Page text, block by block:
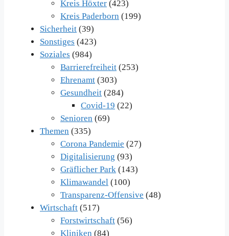
Kreis Höxter (423)
Kreis Paderborn (199)
Sicherheit (39)
Sonstiges (423)
Soziales (984)
Barrierefreiheit (253)
Ehrenamt (303)
Gesundheit (284)
Covid-19 (22)
Senioren (69)
Themen (335)
Corona Pandemie (27)
Digitalisierung (93)
Gräflicher Park (143)
Klimawandel (100)
Transparenz-Offensive (48)
Wirtschaft (517)
Forstwirtschaft (56)
Kliniken (84)